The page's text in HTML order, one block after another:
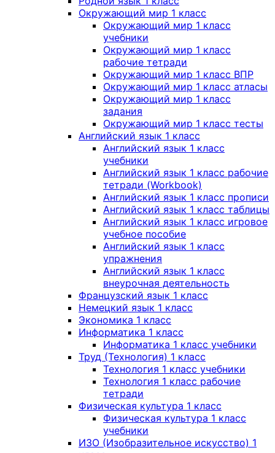
Окружающий мир 1 класс
Окружающий мир 1 класс
учебники
Окружающий мир 1 класс
рабочие тетради
Окружающий мир 1 класс ВПР
Окружающий мир 1 класс атласы
Окружающий мир 1 класс
задания
Окружающий мир 1 класс тесты
Английский язык 1 класс
Английский язык 1 класс
учебники
Английский язык 1 класс рабочие
тетради (Workbook)
Английский язык 1 класс прописи
Английский язык 1 класс таблицы
Английский язык 1 класс игровое
учебное пособие
Английский язык 1 класс
упражнения
Английский язык 1 класс
внеурочная деятельность
Французский язык 1 класс
Немецкий язык 1 класс
Экономика 1 класс
Информатика 1 класс
Информатика 1 класс учебники
Труд (Технология) 1 класс
Технология 1 класс учебники
Технология 1 класс рабочие
тетради
Физическая культура 1 класс
Физическая культура 1 класс
учебники
ИЗО (Изобразительное искусство) 1